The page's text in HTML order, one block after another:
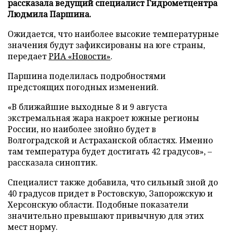
рассказала ведущий специалист Гидрометцентра
Людмила Паршина.
Ожидается, что наиболее высокие температурные
значения будут зафиксированы на юге страны,
передаетРИА «Новости».
Паршина поделилась подробностями
предстоящих погодных изменений.
«В ближайшие выходные 8 и 9 августа
экстремальная жара накроет южные регионы
России, но наиболее знойно будет в
Волгоградской и Астраханской областях. Именно
там температура будет достигать 42 градусов», –
рассказала синоптик.
Специалист также добавила, что сильный зной до
40 градусов придет в Ростовскую, Запорожскую и
Херсонскую области. Подобные показатели
значительно превышают привычную для этих
мест норму.